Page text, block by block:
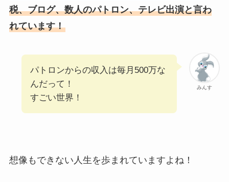
税、ブログ、数人のパトロン、テレビ出演と言わ
れています！
みんす
パトロンからの収入は毎月500万な
んだって！
すごい世界！
想像もできない人生を歩まれていますよね！